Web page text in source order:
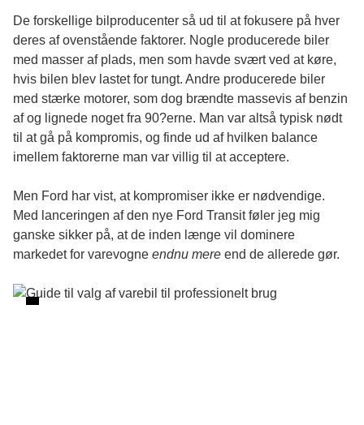
De forskellige bilproducenter så ud til at fokusere på hver
deres af ovenstående faktorer. Nogle producerede biler
med masser af plads, men som havde svært ved at køre,
hvis bilen blev lastet for tungt. Andre producerede biler
med stærke motorer, som dog brændte massevis af benzin
af og lignede noget fra 90?erne. Man var altså typisk nødt
til at gå på kompromis, og finde ud af hvilken balance
imellem faktorerne man var villig til at acceptere.
Men Ford har vist, at kompromiser ikke er nødvendige.
Med lanceringen af den nye Ford Transit føler jeg mig
ganske sikker på, at de inden længe vil dominere
markedet for varevogne endnu mere end de allerede gør.